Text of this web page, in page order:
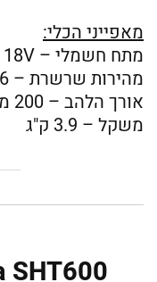
מאפייני הכלי:
מתח חשמלי – 18V
מהירות שרשרת – 3.76 m/s. 1700 חיתוכים לדקה.
אורך הלהב – 200 מ"מ
משקל – 3.9 ק"ג